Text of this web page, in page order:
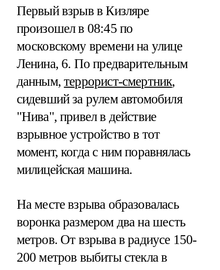
Первый взрыв в Кизляре
произошел в 08:45 по
московскому времени на улице
Ленина, 6. По предварительным
данным,террорист-смертник,
сидевший за рулем автомобиля
"Нива", привел в действие
взрывное устройство в тот
момент, когда с ним поравнялась
милицейская машина.
На месте взрыва образовалась
воронка размером два на шесть
метров. От взрыва в радиусе 150-
200 метров выбиты стекла в